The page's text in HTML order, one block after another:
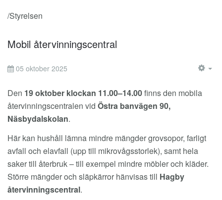
/Styrelsen
Mobil återvinningscentral
05 oktober 2025
Den 19 oktober klockan 11.00–14.00finns den mobila
återvinningscentralen vid Östra banvägen 90,
Näsbydalskolan.
Här kan hushåll lämna mindre mängder grovsopor, farligt
avfall och elavfall (upp till mikrovågsstorlek), samt hela
saker till återbruk – till exempel mindre möbler och kläder.
Större mängder och släpkärror hänvisas till Hagby
återvinningscentral.